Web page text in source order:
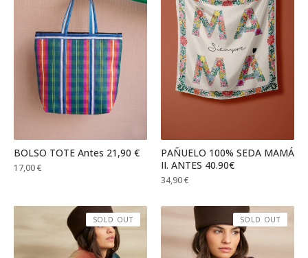
BOLSO TOTE Antes 21,90 €
17,00€
PAÑUELO 100% SEDA MAMÁ
II. ANTES 40.90€
34,90€
SOLD OUT SOLD OUT